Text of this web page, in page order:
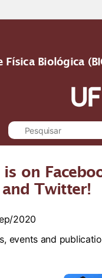
Biológica
on
Twitter!
2020
events and